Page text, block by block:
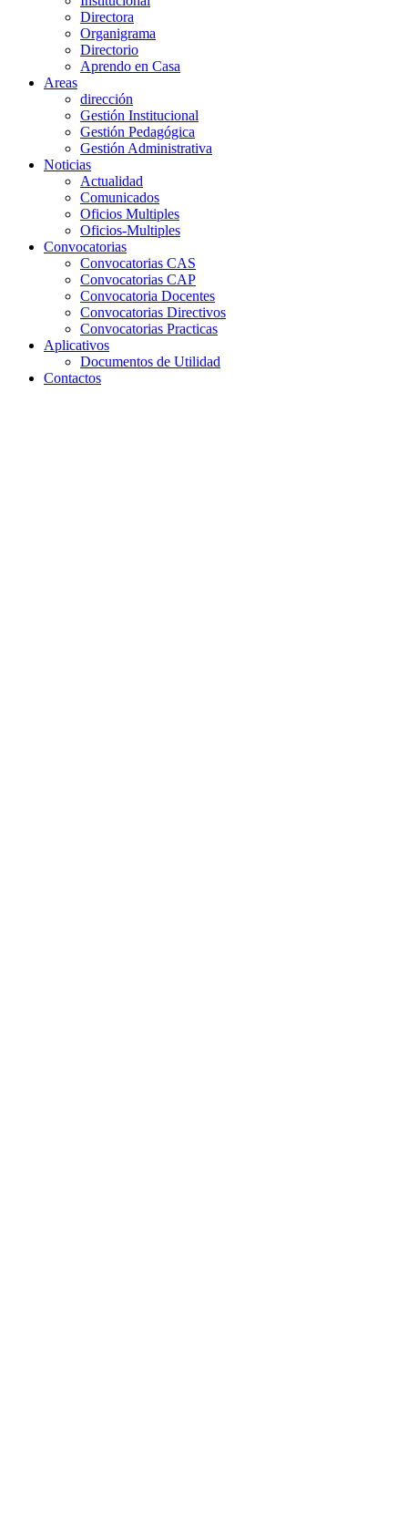
Directora
Organigrama
Directorio
Aprendo en Casa
Areas
dirección
Gestión Institucional
Gestión Pedagógica
Gestión Administrativa
Noticias
Actualidad
Comunicados
Oficios Multiples
Oficios-Multiples
Convocatorias
Convocatorias CAS
Convocatorias CAP
Convocatoria Docentes
Convocatorias Directivos
Convocatorias Practicas
Aplicativos
Documentos de Utilidad
Contactos